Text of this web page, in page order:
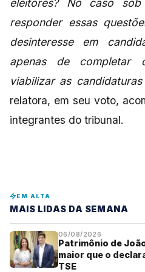
eleitores? No caso
responder essas
desinteresse em
apenas de completar
viabilizar as candidaturas
relatora, em seu voto,
integrantes do tribunal.
EM ALTA
MAIS LIDAS DA SEMANA
06/08/2026
Patrimônio de
maior que o
TSE